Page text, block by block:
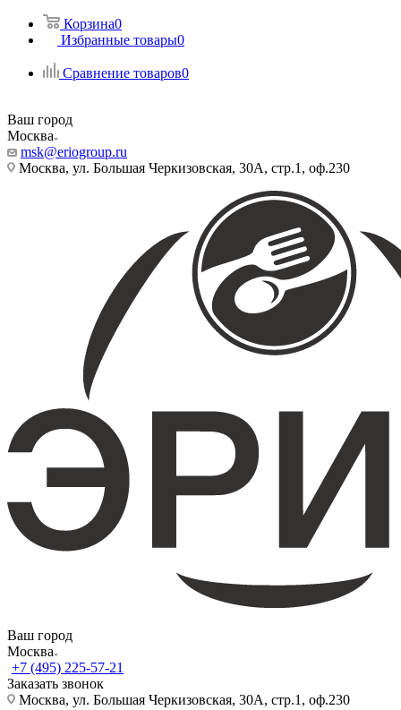
Корзина0
Избранные товары0
Сравнение товаров0
Ваш город
Москва
msk@eriogroup.ru
Москва, ул. Большая Черкизовская, 30А, стр.1, оф.230
Ваш город
Москва
+7 (495) 225-57-21
Заказать звонок
Москва, ул. Большая Черкизовская, 30А, стр.1, оф.230